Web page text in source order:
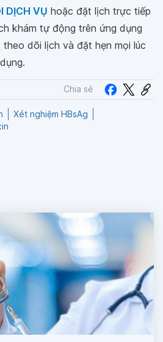
DỊCH VỤ hoặc đặt lịch trực tiếp
khám tự động trên ứng dụng
theo dõi lịch và đặt hẹn mọi lúc
Chia sẻ
Xét nghiệm HBsAg